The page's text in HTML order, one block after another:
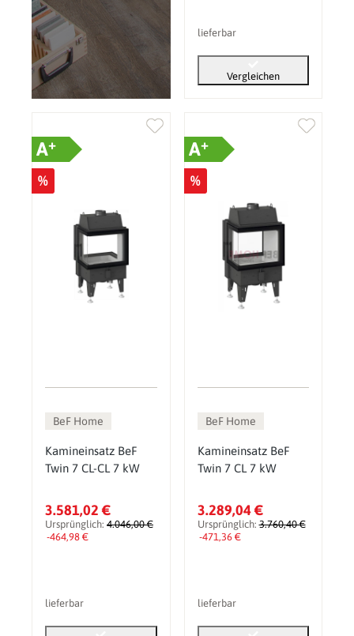
lieferbar
Vergleichen
A+
%
BeF Home
Kamineinsatz BeF
Twin 7 CL-CL 7 kW
3.581,02 €
Ursprünglich: 4.046,00 €
-464,98 €
lieferbar
A+
%
BeF Home
Kamineinsatz BeF
Twin 7 CL 7 kW
3.289,04 €
Ursprünglich:3.760,40 €
-471,36 €
lieferbar